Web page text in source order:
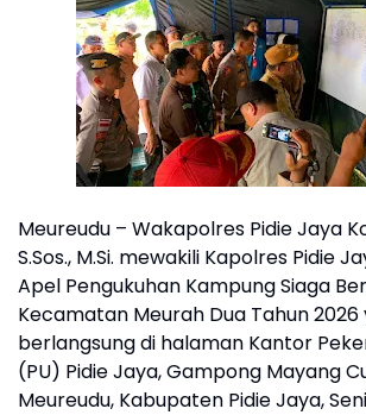
Meureudu – Wakapolres Pidie Jaya
S.Sos., M.Si. mewakili Kapolres Pidie
Apel Pengukuhan Kampung Siaga
Kecamatan Meurah Dua Tahun 2026
berlangsung di halaman Kantor
(PU) Pidie Jaya, Gampong Mayang
Meureudu, Kabupaten Pidie Jaya,